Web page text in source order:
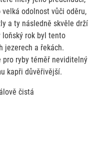
odolnost vůči oděru,
a ty následně skvěle drží
loňský rok byl tento
jezerech a řekách.
ryby téměř neviditelný
kapři důvěřivější.
čistá